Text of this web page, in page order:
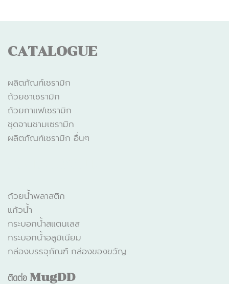
CATALOGUE
ผลิตภัณฑ์เซรามิก
ถ้วยชาเซรามิก
ถ้วยกาแฟเซรามิก
ชุดจานชามเซรามิก
ผลิตภัณฑ์เซรามิก อื่นๆ
ถ้วยน้ำพลาสติก
แก้วน้ำ
กระบอกน้ำสแตนเลส
กระบอกน้ำอลูมิเนียม
กล่องบรรจุภัณฑ์ กล่องของขวัญ
ติดต่อMugDD